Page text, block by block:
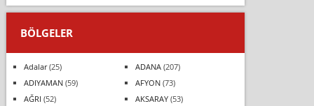
BÖLGELER
Adalar(25) ADANA(207)
ADIYAMAN(59) AFYON(73)
AĞRI (52) AKSARAY(53)